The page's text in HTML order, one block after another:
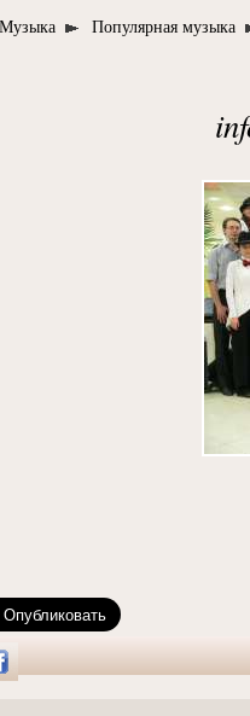
Музыка Популярная музыка